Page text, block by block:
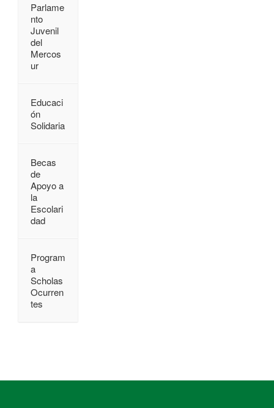
Parlame
nto
Juvenil
del
Mercos
ur
Educaci
ón
Solidaria
Becas
de
Apoyo a
la
Escolari
dad
Program
a
Scholas
Ocurren
tes